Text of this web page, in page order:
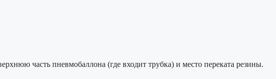
часть пневмобаллона (где входит трубка) и место переката резины.